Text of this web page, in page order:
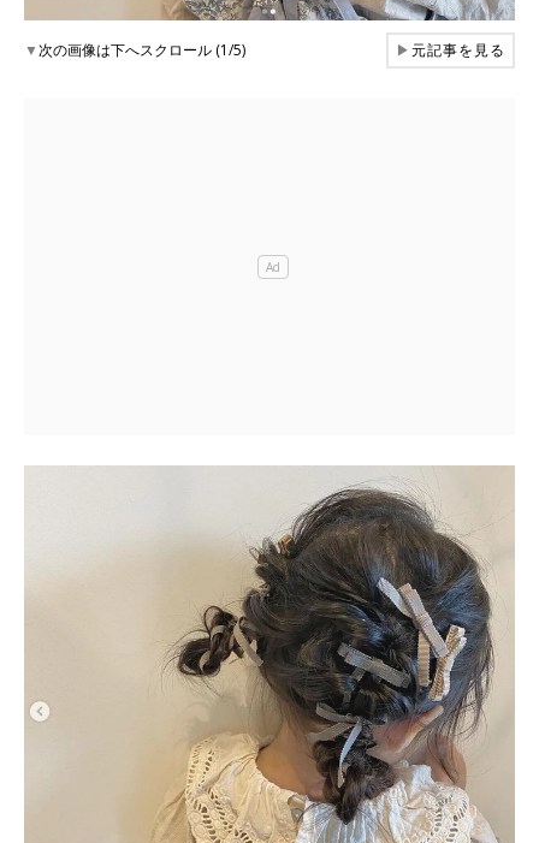
▼次の画像は下へスクロール (1/5) ▶元記事を見る